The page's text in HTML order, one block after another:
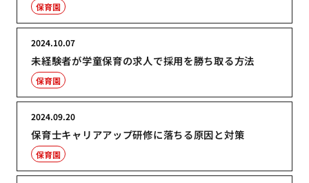
保育園
未経験者が学童保育の求人で採用を勝ち取る方法
2024.10.07
保育園
保育士キャリアアップ研修に落ちる原因と対策
2024.09.20
保育園